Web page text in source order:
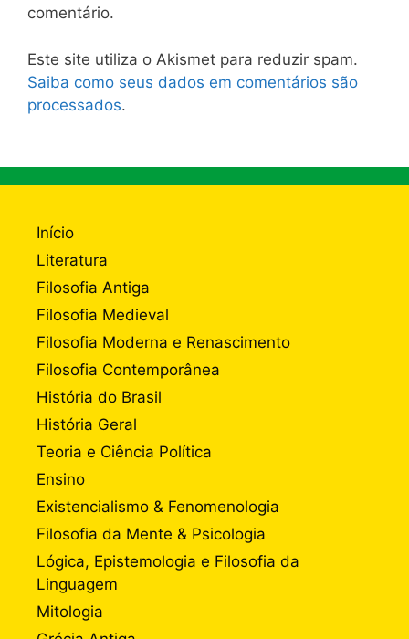
comentário.
Este site utiliza o Akismet para reduzir spam.
Saiba como seus dados em comentários são
processados.
Início
Literatura
Filosofia Antiga
Filosofia Medieval
Filosofia Moderna e Renascimento
Filosofia Contemporânea
História do Brasil
História Geral
Teoria e Ciência Política
Ensino
Existencialismo & Fenomenologia
Filosofia da Mente & Psicologia
Lógica, Epistemologia e Filosofia da
Linguagem
Mitologia